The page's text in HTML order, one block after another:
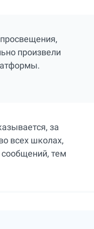
произвели
за
всех школах,
тем